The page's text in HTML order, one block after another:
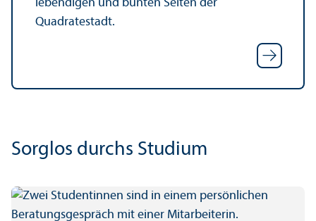
lebendigen und bunten Seiten der
Quadratestadt.
Sorglos durchs Studium